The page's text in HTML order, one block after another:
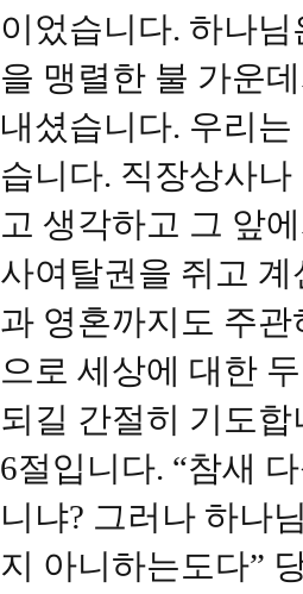
이었습니다. 하나
을 맹렬한 불 가운
내셨습니다. 우리
습니다. 직장상사
고 생각하고 그 앞
사여탈권을 쥐고
과 영혼까지도 주
으로 세상에 대한
되길 간절히 기도합
6절입니다. “참새
니냐? 그러나 하나
지 아니하는도다”